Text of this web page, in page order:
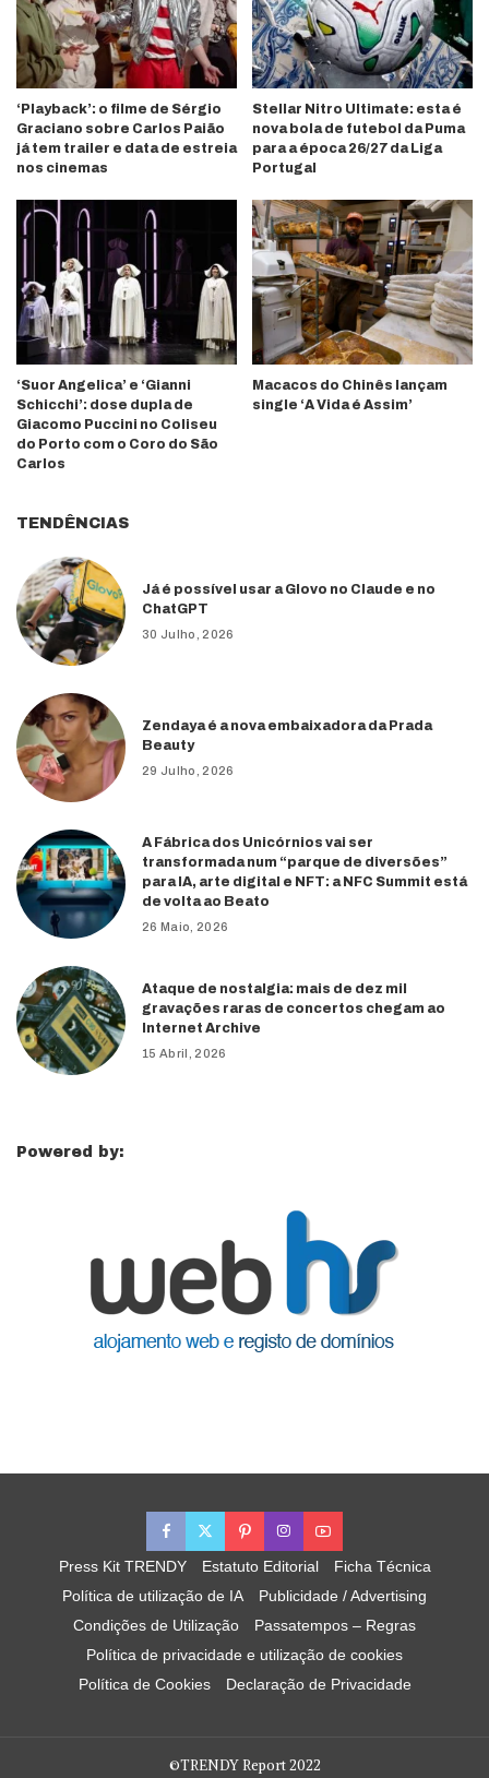
‘Playback’: o filme de Sérgio
Graciano sobre Carlos Paião
já tem trailer e data de estreia
nos cinemas
Stellar Nitro Ultimate: esta é
nova bola de futebol da Puma
para a época 26/27 da Liga
Portugal
‘Suor Angelica’ e ‘Gianni
Schicchi’: dose dupla de
Giacomo Puccini no Coliseu
do Porto com o Coro do São
Carlos
Macacos do Chinês lançam
single ‘A Vida é Assim’
TENDÊNCIAS
Já é possível usar a Glovo no Claude e no
ChatGPT
30 Julho, 2026
Zendaya é a nova embaixadora da Prada
Beauty
29 Julho, 2026
A Fábrica dos Unicórnios vai ser
transformada num “parque de diversões”
para IA, arte digital e NFT: a NFC Summit está
de volta ao Beato
26 Maio, 2026
Ataque de nostalgia: mais de dez mil
gravações raras de concertos chegam ao
Internet Archive
15 Abril, 2026
Powered by:
Press Kit TRENDY Estatuto Editorial
Ficha Técnica
Política de utilização de IA
Publicidade / Advertising
Condições de Utilização
Passatempos – Regras
Política de privacidade e utilização de cookies
Política de Cookies
Declaração de Privacidade
©TRENDY Report 2022